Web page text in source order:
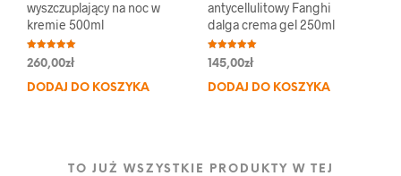
wyszczuplający na noc w
kremie 500ml
Oceniono
5.00
260,00zł
DODAJ DO KOSZYKA
antycellulitowy Fanghi
dalga crema gel 250ml
Oceniono
5.00
145,00zł
DODAJ DO KOSZYKA
TO JUŻ WSZYSTKIE PRODUKTY W TEJ